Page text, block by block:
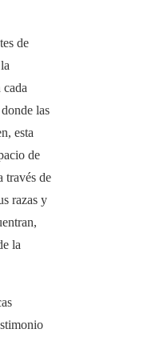
de
las
esta
de
través de
razas y
la